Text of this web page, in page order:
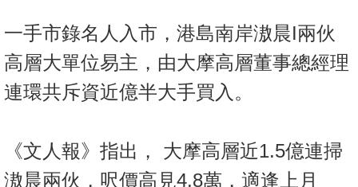
一手市錄名人入市，港島南岸滶晨I兩伙
高層大單位易主，由大摩高層董事總經理
連環共斥資近億半大手買入。
《文人報》指出， 大摩高層近1.5億連掃
滶晨兩伙，呎價高見4.8萬，適逢上月